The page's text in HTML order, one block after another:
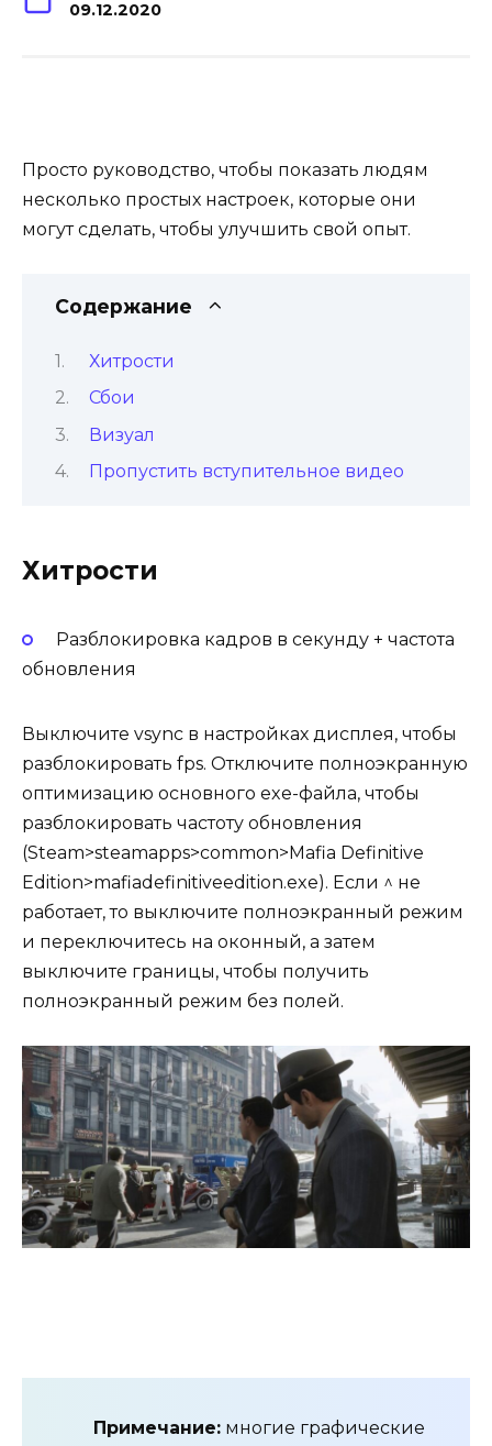
09.12.2020
Просто руководство, чтобы показать людям
несколько простых настроек, которые они
могут сделать, чтобы улучшить свой опыт.
Содержание
Хитрости
Сбои
Визуал
Пропустить вступительное видео
Хитрости
Разблокировка кадров в секунду + частота
обновления
Выключите vsync в настройках дисплея, чтобы
разблокировать fps. Отключите полноэкранную
оптимизацию основного exe-файла, чтобы
разблокировать частоту обновления
(Steam>steamapps>common>Mafia Definitive
Edition>mafiadefinitiveedition.exe). Если ^ не
работает, то выключите полноэкранный режим
и переключитесь на оконный, а затем
выключите границы, чтобы получить
полноэкранный режим без полей.
Примечание: многие графические